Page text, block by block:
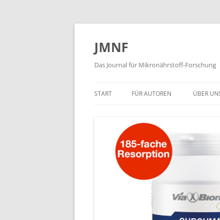
JMNF
Das Journal für Mikronährstoff-Forschung
START FÜR AUTOREN ÜBER